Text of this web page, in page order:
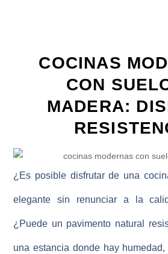
COCINAS
CON
MADERA:
¿Es posible disfrutar de una
elegante sin renunciar a la
¿Puede un pavimento natural
una estancia donde hay